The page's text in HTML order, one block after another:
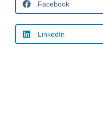
Facebook
LinkedIn